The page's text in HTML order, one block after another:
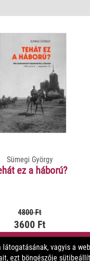
Sümegi György
ez a háború?
4800 Ft
3600 Ft
MEGNÉZEM
vagyis a
ezt böngészője